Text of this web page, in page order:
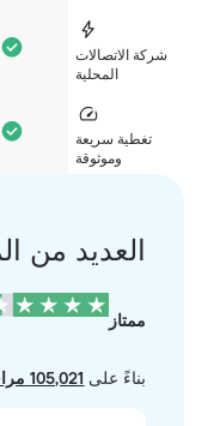
شركة الاتصالات
تغطية سريعة
العديد من
بناءً على105,021 مراجعة